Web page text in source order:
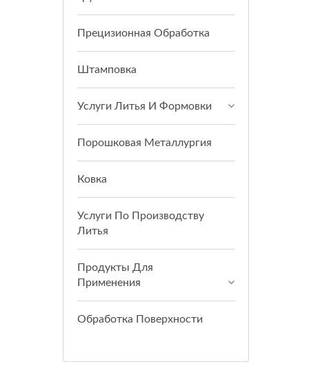
Прецизионная Обработка
Штамповка
Услуги Литья И Формовки
Порошковая Металлургия
Ковка
Услуги По Производству
Литья
Продукты Для
Применения
Обработка Поверхности